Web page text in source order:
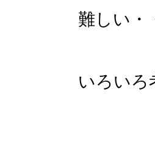
難しい・
いろいろ